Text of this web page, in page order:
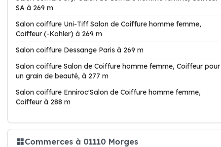
SA à 269 m
Salon coiffure Uni-Tiff Salon de Coiffure homme femme,
Coiffeur (-Kohler) à 269 m
Salon coiffure Dessange Paris à 269 m
Salon coiffure Salon de Coiffure homme femme, Coiffeur pour
un grain de beauté, à 277 m
Salon coiffure Enniroc'Salon de Coiffure homme femme,
Coiffeur à 288 m
Commerces à 01110 Morges